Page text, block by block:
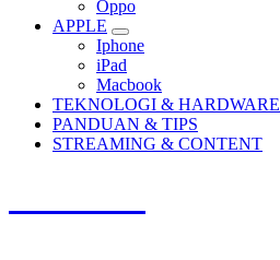
Oppo
APPLE
Iphone
iPad
Macbook
TEKNOLOGI &
PANDUAN & TIPS
STREAMING & CONTENT